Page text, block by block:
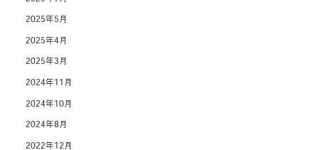
2025年5月
2025年4月
2025年3月
2024年11月
2024年10月
2024年8月
2022年12月